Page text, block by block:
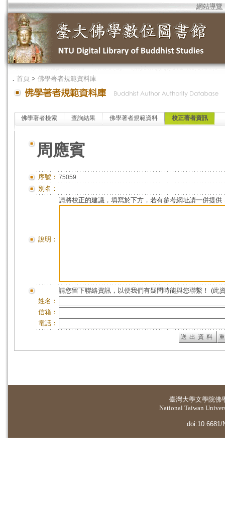
網站導覽
． 首頁 > 佛學著者規範資料庫
佛學著者檢索 查詢結果 佛學著者規範資料 校正著者資訊
周應賓
序號： 75059
別名：
說明：
請將校正的建議，填寫於下方，若有參考網址請一併提供
請您留下聯絡資訊，以便我們有疑問時能與您聯繫！ (此
姓名：
信箱：
電話：
臺灣大學文學院佛
National Taiwan
doi:10.6681/